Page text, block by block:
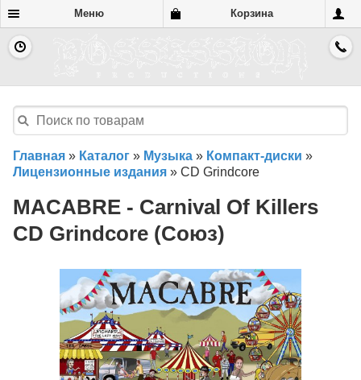
Меню Корзина
Главная » Каталог » Музыка » Компакт-диски »
Лицензионные издания » CD Grindcore
MACABRE - Carnival Of Killers
CD Grindcore (Союз)